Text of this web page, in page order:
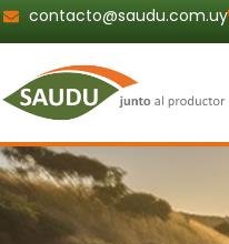
Ir
al
contenido
contacto@saudu.com.uy